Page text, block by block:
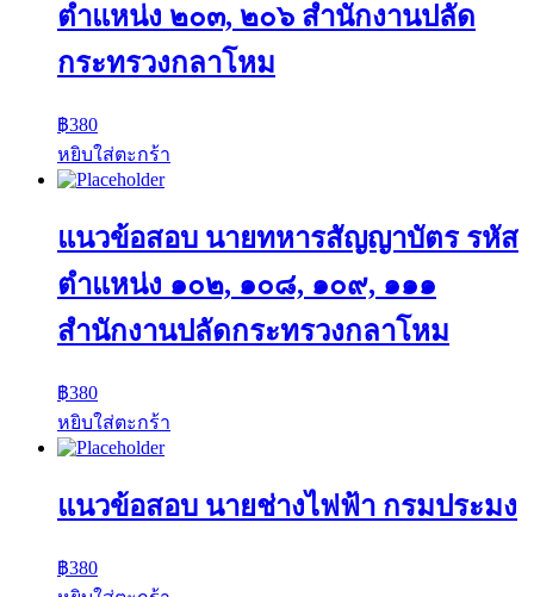
ตำแหน่ง ๒๐๓, ๒๐๖ สำนักงานปลัด
กระทรวงกลาโหม
฿380
หยิบใส่ตะกร้า
แนวข้อสอบ นายทหารสัญญาบัตร รหัส
ตำแหน่ง ๑๐๒, ๑๐๘, ๑๐๙, ๑๑๑
สำนักงานปลัดกระทรวงกลาโหม
฿380
หยิบใส่ตะกร้า
แนวข้อสอบ นายช่างไฟฟ้า กรมประมง
฿380